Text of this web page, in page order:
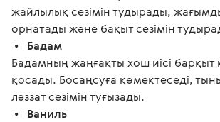
жайлылық сезімін тудырады,
орнатады және бақыт сезімін
• Бадам
Бадамның жаңғақты хош иісі
қосады. Босаңсуға көмектеседі,
ләззат сезімін туғызады.
• Ваниль